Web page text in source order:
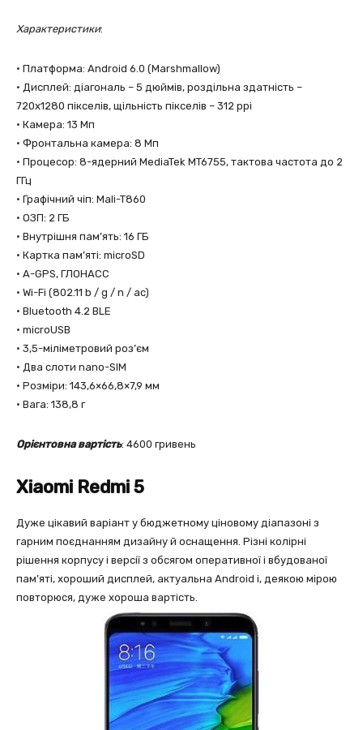
Характеристики:
• Платформа: Android 6.0 (Marshmallow)
• Дисплей: діагональ – 5 дюймів, роздільна здатність –
720х1280 пікселів, щільність пікселів – 312 ppi
• Камера: 13 Мп
• Фронтальна камера: 8 Мп
• Процесор: 8-ядерний MediaTek MT6755, тактова частота до 2
ГГц
• Графічний чіп: Mali-T860
• ОЗП: 2 ГБ
• Внутрішня пам’ять: 16 ГБ
• Картка пам’яті: microSD
• A-GPS, ГЛОНАСС
• Wi-Fi (802.11 b / g / n / ac)
• Bluetooth 4.2 BLE
• microUSB
• 3,5-міліметровий роз’єм
• Два слоти nano-SIM
• Розміри: 143,6×66,8×7,9 мм
• Вага: 138,8 г
Орієнтовна вартість: 4600 гривень
Xiaomi Redmi 5
Дуже цікавий варіант у бюджетному ціновому діапазоні з
гарним поєднанням дизайну й оснащення. Різні колірні
рішення корпусу і версії з обсягом оперативної і вбудованої
пам’яті, хороший дисплей, актуальна Android і, деякою мірою
повторюся, дуже хороша вартість.